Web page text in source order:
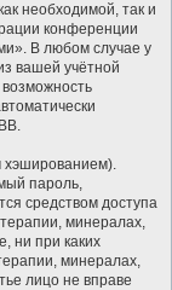
необходимой, так и
конференции
В любом случае у
вашей учётной
пароль,
средством доступа
минералах,
ни при каких
минералах,
лицо не вправе